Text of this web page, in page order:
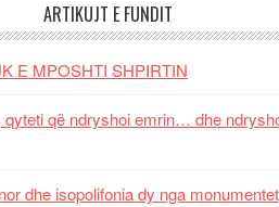
ARTIKUJT E FUNDIT
E MPOSHTI SHPIRTIN
qyteti që ndryshoi emrin… dhe
dhe isopolifonia dy nga monumentet